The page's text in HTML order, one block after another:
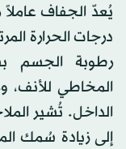
يُعدّ الجفاف
درجات الحرارة
رطوبة الجسم
المخاطي للأنف،
الداخل. تُشير
إلى زيادة سُمك